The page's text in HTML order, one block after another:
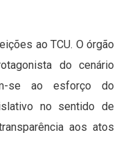
ao TCU. O órgão
do cenário
se ao esforço do
no sentido de
aos atos